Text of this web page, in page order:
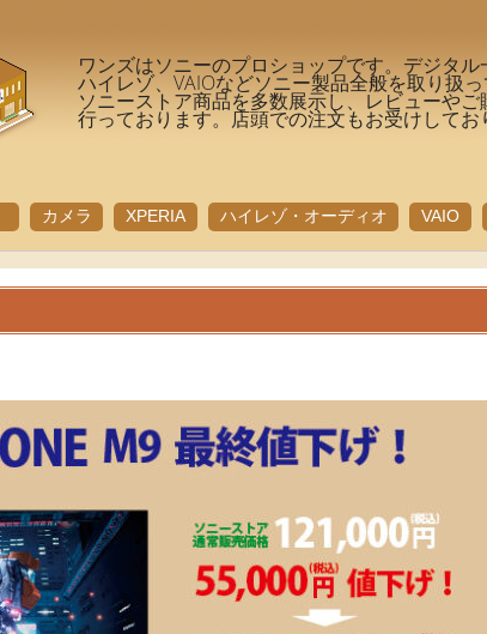
ワンズはソニーのプロショップです。デジタル
ハイレゾ、VAIOなどソニー製品全般を取り扱っ
ソニーストア商品を多数展示し、レビューや
行っております。店頭での注文もお受けしてお
カメラ XPERIA ハイレゾ・オーディオ VAIO